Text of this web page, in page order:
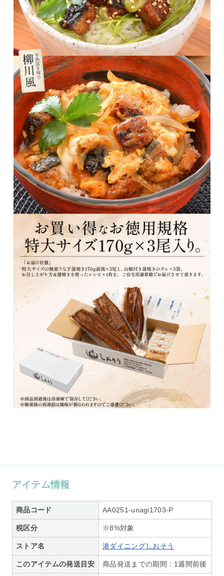
アイテム情報
商品コード AA0251-unagi1703-P
税区分 ※8%対象
ストア名 港ダイニングしおそう
このアイテムの発送目安 商品発送までの期間：1週間前後